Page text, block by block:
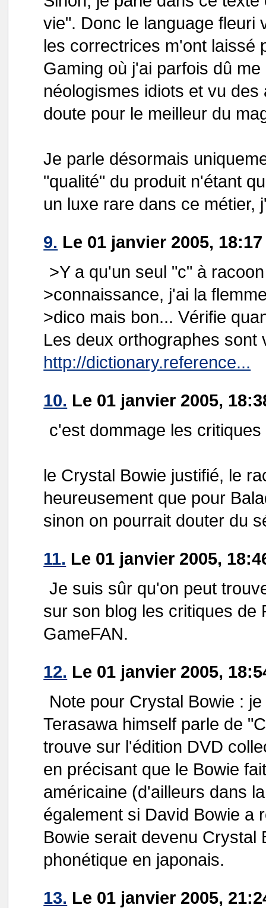
vie". Donc le language fleuri
les correctrices m'ont laissé
Gaming où j'ai parfois dû
néologismes idiots et vu
doute pour le meilleur du
Je parle désormais
"qualité" du produit n'étant
un luxe rare dans ce métier,
9. Le 01 janvier 2005,
>Y a qu'un seul "c" à
>connaissance, j'ai la
>dico mais bon... Vérifie
Les deux orthographes sont
http://dictionary.reference...
10. Le 01 janvier 2005,
c'est dommage les
le Crystal Bowie justifié, le
heureusement que pour
sinon on pourrait douter du
11. Le 01 janvier 2005,
Je suis sûr qu'on peut
sur son blog les critiques de
GameFAN.
12. Le 01 janvier 2005,
Note pour Crystal Bowie :
Terasawa himself parle de
trouve sur l'édition DVD
en précisant que le Bowie
américaine (d'ailleurs dans
également si David Bowie a
Bowie serait devenu Crystal
phonétique en japonais.
13. Le 01 janvier 2005,